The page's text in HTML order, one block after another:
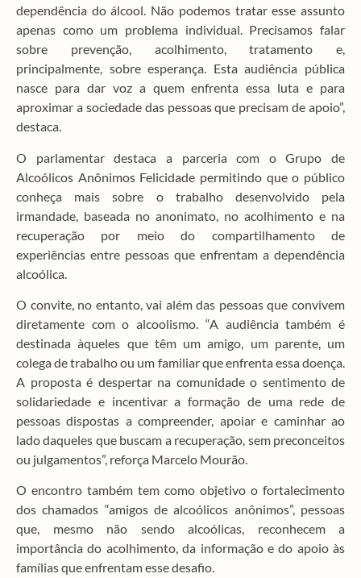
dependência do álcool. Não podemos tratar esse assunto
apenas como um problema individual. Precisamos falar
sobre prevenção, acolhimento, tratamento e,
principalmente, sobre esperança. Esta audiência pública
nasce para dar voz a quem enfrenta essa luta e para
aproximar a sociedade das pessoas que precisam de apoio”,
destaca.
O parlamentar destaca a parceria com o Grupo de
Alcoólicos Anônimos Felicidade permitindo que o público
conheça mais sobre o trabalho desenvolvido pela
irmandade, baseada no anonimato, no acolhimento e na
recuperação por meio do compartilhamento de
experiências entre pessoas que enfrentam a dependência
alcoólica.
O convite, no entanto, vai além das pessoas que convivem
diretamente com o alcoolismo. “A audiência também é
destinada àqueles que têm um amigo, um parente, um
colega de trabalho ou um familiar que enfrenta essa doença.
A proposta é despertar na comunidade o sentimento de
solidariedade e incentivar a formação de uma rede de
pessoas dispostas a compreender, apoiar e caminhar ao
lado daqueles que buscam a recuperação, sem preconceitos
ou julgamentos”, reforça Marcelo Mourão.
O encontro também tem como objetivo o fortalecimento
dos chamados “amigos de alcoólicos anônimos”, pessoas
que, mesmo não sendo alcoólicas, reconhecem a
importância do acolhimento, da informação e do apoio às
famílias que enfrentam esse desafio.